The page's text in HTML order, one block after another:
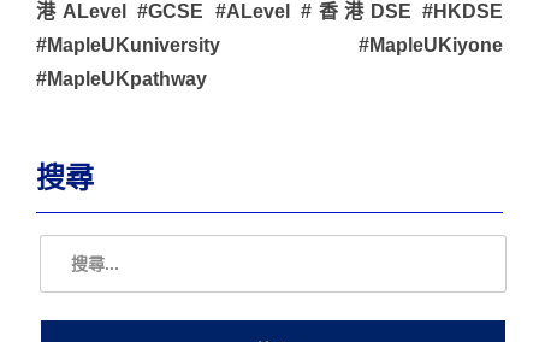
港ALevel #GCSE #ALevel #香港DSE #HKDSE
#MapleUKuniversity #MapleUKiyone
#MapleUKpathway
搜尋